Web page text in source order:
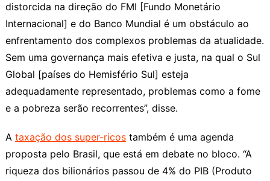
distorcida na direção do FMI [Fundo Monetário
Internacional] e do Banco Mundial é um obstáculo ao
enfrentamento dos complexos problemas da atualidade.
Sem uma governança mais efetiva e justa, na qual o Sul
Global [países do Hemisfério Sul] esteja
adequadamente representado, problemas como a fome
e a pobreza serão recorrentes”, disse.
A taxação dos super-ricostambém é uma agenda
proposta pelo Brasil, que está em debate no bloco. “A
riqueza dos bilionários passou de 4% do PIB (Produto